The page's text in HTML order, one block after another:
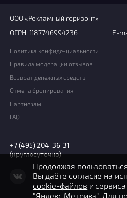
ООО «Рекламный горизонт»
ОГРН: 1187746994236
E-
Политика конфиденциальности
Правила модерации отзывов
Возврат денежных средств
Отмена бронирования
Партнерам
FAQ
+7 (495) 204-36-31
(круглосуточно)
Продолжая
Вы даёте согласие на
cookie-файлов и
"Яндекс Метрика". Для